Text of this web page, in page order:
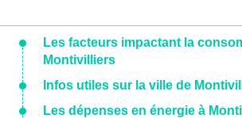
Les facteurs impactant la
Montivilliers
Infos utiles sur la ville de
Les dépenses en énergie à